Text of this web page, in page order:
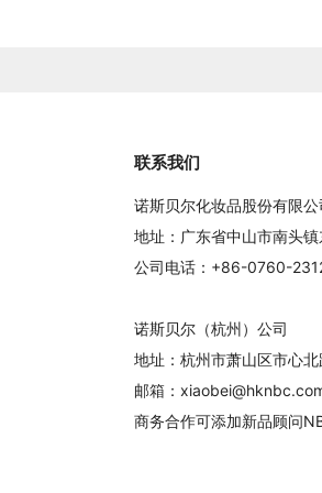
联系我们
诺斯贝尔化妆品股份有限公
地址：广东省中山市南头
公司电话：+86-0760-
诺斯贝尔（杭州）公司
地址：杭州市萧山区市
邮箱：
商务合作可添加新品顾问